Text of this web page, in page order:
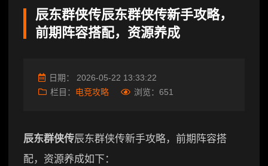
辰东群侠传辰东群侠传新手攻略，
前期阵容搭配，资源养成
日期： 2026-05-22 13:33:22
栏目： 电竞攻略 浏览： 651
辰东群侠传辰东群侠传新手攻略，前期阵容搭
配，资源养成如下：